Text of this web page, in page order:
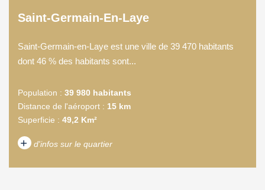
Saint-Germain-En-Laye
Saint-Germain-en-Laye est une ville de 39 470 habitants
dont 46 % des habitants sont...
Population : 39 980 habitants
Distance de l'aéroport : 15 km
Superficie : 49,2 Km²
+ d'infos sur le quartier